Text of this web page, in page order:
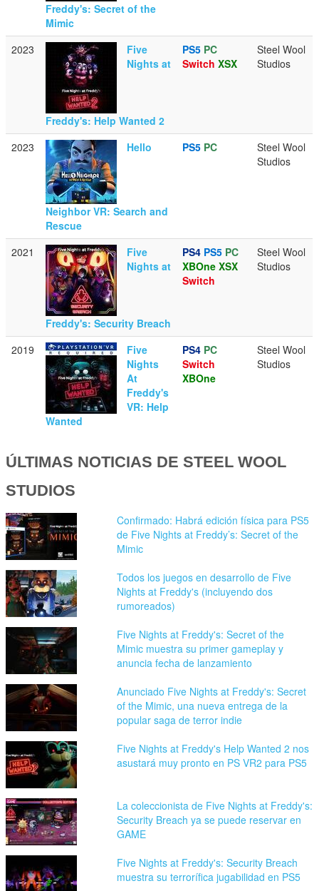
Freddy's: Secret of the
Mimic
2023
Five
Nights at
Freddy's: Help Wanted 2
PS5 PC
Switch XSX
Steel Wool
Studios
2023 Hello
Neighbor VR: Search and
Rescue
PS5 PC
Steel Wool
Studios
2021
Five
Nights at
Freddy's: Security Breach
PS4 PS5 PC
XBOne XSX
Switch
Steel Wool
Studios
2019
Five
Nights
At
Freddy's
VR: Help
Wanted
PS4 PC
Switch
XBOne
Steel Wool
Studios
ÚLTIMAS NOTICIAS DE STEEL WOOL
STUDIOS
Confirmado: Habrá edición física para PS5
de Five Nights at Freddy’s: Secret of the
Mimic
Todos los juegos en desarrollo de Five
Nights at Freddy's (incluyendo dos
rumoreados)
Five Nights at Freddy's: Secret of the
Mimic muestra su primer gameplay y
anuncia fecha de lanzamiento
Anunciado Five Nights at Freddy's: Secret
of the Mimic, una nueva entrega de la
popular saga de terror indie
Five Nights at Freddy's Help Wanted 2 nos
asustará muy pronto en PS VR2 para PS5
La coleccionista de Five Nights at Freddy's:
Security Breach ya se puede reservar en
GAME
Five Nights at Freddy's: Security Breach
muestra su terrorífica jugabilidad en PS5